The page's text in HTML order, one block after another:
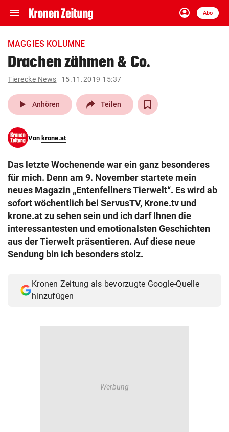
menu Navigation
ein-/ausklappen
account_circle
Anmelden
Abo
close Schließen
account_circle Anmelden
pin_drop
arrow_right
bookmark Merkliste
search
Suchbegriff
eingeben
© Krone Multimedia GmbH & Co KG 2026
Muthgasse 2, 1190 Wien
MAGGIES KOLUMNE
Drachen zähmen & Co.
Tierecke News 15.11.2019 15:37
play_arrow Anhören Teilen
Von krone.at
Das letzte Wochenende war ein ganz besonderes
für mich. Denn am 9. November startete mein
neues Magazin „Entenfellners Tierwelt“. Es wird ab
sofort wöchentlich bei ServusTV, Krone.tv und
krone.at zu sehen sein und ich darf Ihnen die
interessantesten und emotionalsten Geschichten
aus der Tierwelt präsentieren. Auf diese neue
Sendung bin ich besonders stolz.
Kronen Zeitung als bevorzugte Google-Quelle
hinzufügen